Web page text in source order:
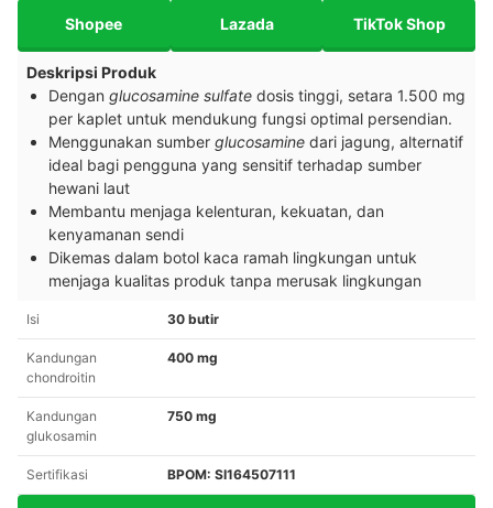
Shopee Lazada TikTok Shop
Deskripsi Produk
Dengan glucosamine sulfate dosis tinggi, setara 1.500 mg
per kaplet untuk mendukung fungsi optimal persendian.
Menggunakan sumber glucosamine dari jagung, alternatif
ideal bagi pengguna yang sensitif terhadap sumber
hewani laut
Membantu menjaga kelenturan, kekuatan, dan
kenyamanan sendi
Dikemas dalam botol kaca ramah lingkungan untuk
menjaga kualitas produk tanpa merusak lingkungan
Isi 30 butir
Kandungan
chondroitin
400 mg
Kandungan
glukosamin
750 mg
Sertifikasi BPOM: SI164507111